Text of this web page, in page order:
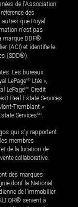
de l'Association
des
que Royal
n'est pas
marque DDF®
(ACI) et identifie le
(SDD®).
Les bureaux
LePageMD Ltée »,
LePageMD Credit
Real Estate Services
Tremblant »
ServicesMD.
qui s'y rapportent
membres
de la location de
collaborative.
des marques
dont la National
de l’immobilier
servent à